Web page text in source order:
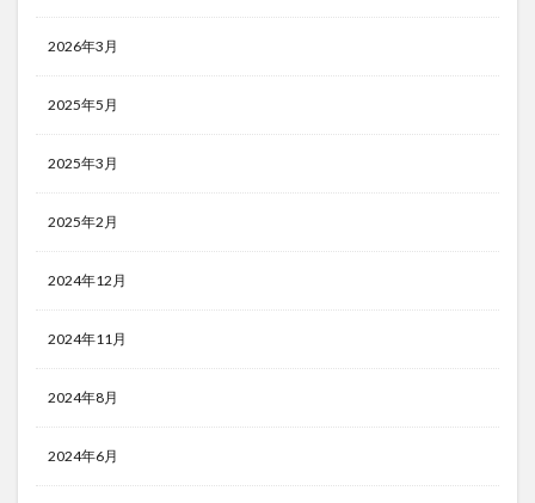
2026年3月
2025年5月
2025年3月
2025年2月
2024年12月
2024年11月
2024年8月
2024年6月